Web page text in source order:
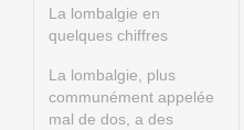
La lombalgie en
quelques chiffres
La lombalgie, plus
communément appelée
mal de dos, a des